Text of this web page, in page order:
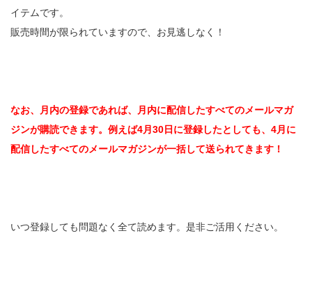
イテムです。
販売時間が限られていますので、お見逃しなく！
なお、月内の登録であれば、月内に配信したすべてのメールマガ
ジンが購読できます。例えば4月30日に登録したとしても、4月に
配信したすべてのメールマガジンが一括して送られてきます！
いつ登録しても問題なく全て読めます。是非ご活用ください。